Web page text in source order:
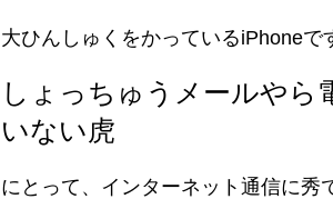
大ひんしゅくをかっているiPhoneで
しょっちゅうメールやら
いない虎
にとって、インターネット通信に秀